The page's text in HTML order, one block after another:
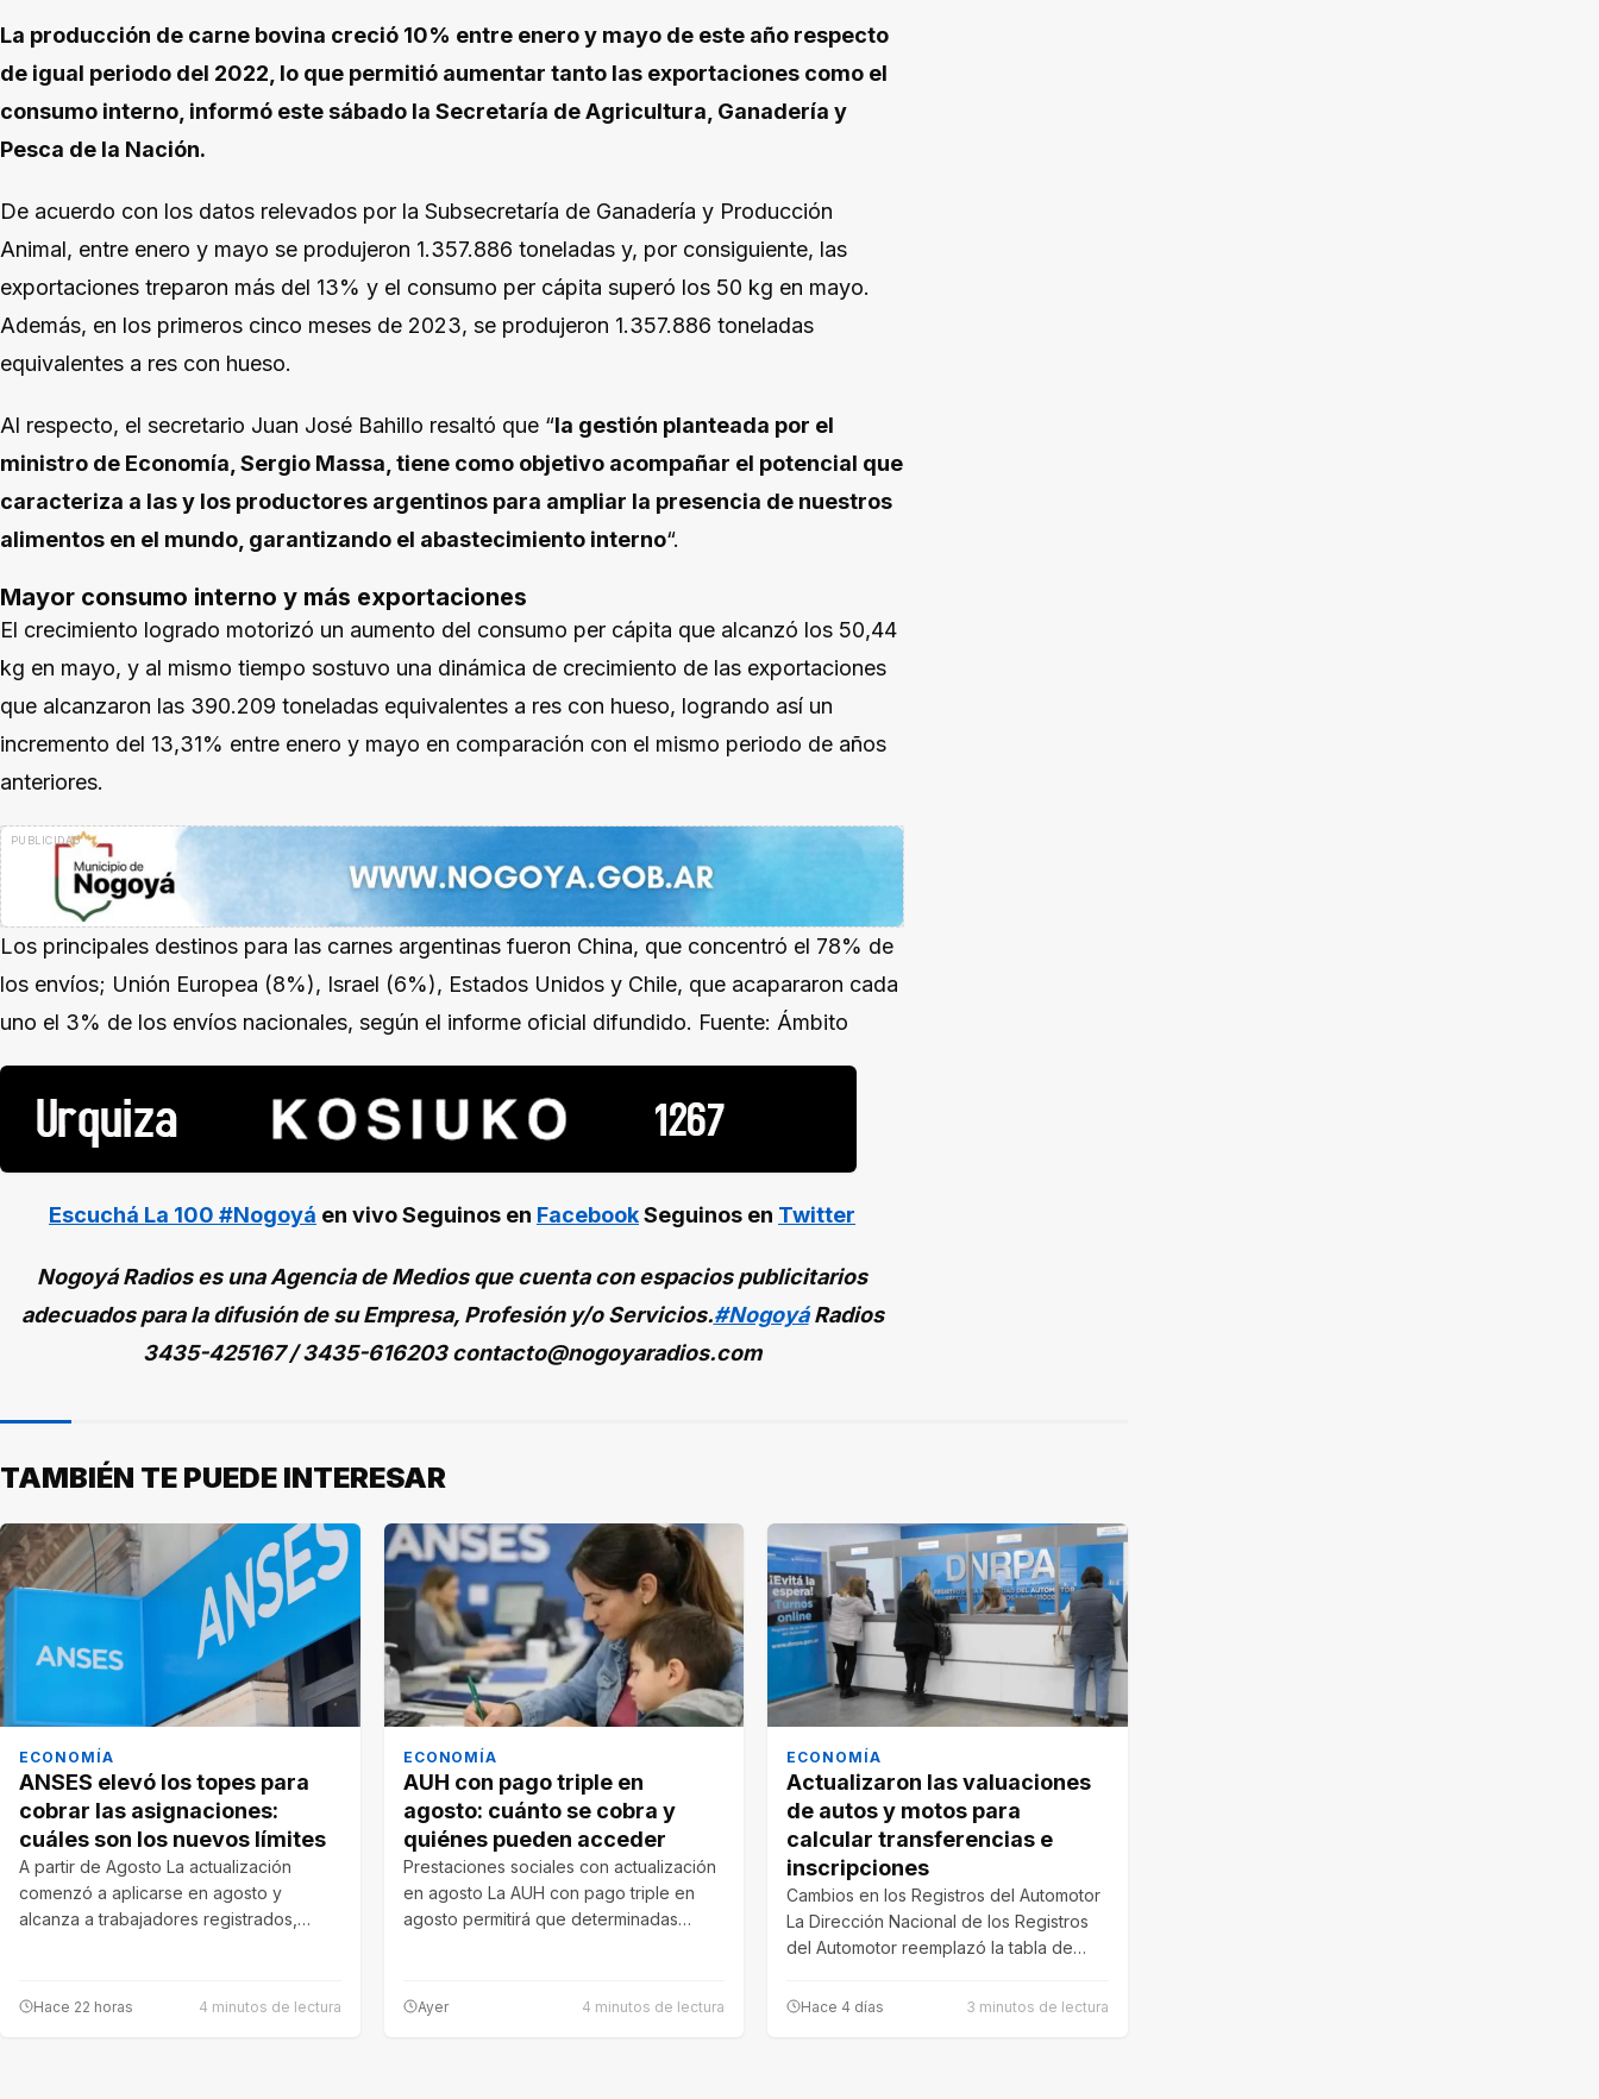
La producción de carne bovina creció 10% entre enero y mayo de este año respecto
de igual periodo del 2022, lo que permitió aumentar tanto las exportaciones como el
consumo interno, informó este sábado la Secretaría de Agricultura, Ganadería y
Pesca de la Nación.
De acuerdo con los datos relevados por la Subsecretaría de Ganadería y Producción
Animal, entre enero y mayo se produjeron 1.357.886 toneladas y, por consiguiente, las
exportaciones treparon más del 13% y el consumo per cápita superó los 50 kg en mayo.
Además, en los primeros cinco meses de 2023, se produjeron 1.357.886 toneladas
equivalentes a res con hueso.
Al respecto, el secretario Juan José Bahillo resaltó que “la gestión planteada por el
ministro de Economía, Sergio Massa, tiene como objetivo acompañar el potencial que
caracteriza a las y los productores argentinos para ampliar la presencia de nuestros
alimentos en el mundo, garantizando el abastecimiento interno“.
Mayor consumo interno y más exportaciones
El crecimiento logrado motorizó un aumento del consumo per cápita que alcanzó los 50,44
kg en mayo, y al mismo tiempo sostuvo una dinámica de crecimiento de las exportaciones
que alcanzaron las 390.209 toneladas equivalentes a res con hueso, logrando así un
incremento del 13,31% entre enero y mayo en comparación con el mismo periodo de años
anteriores.
Los principales destinos para las carnes argentinas fueron China, que concentró el 78% de
los envíos; Unión Europea (8%), Israel (6%), Estados Unidos y Chile, que acapararon cada
uno el 3% de los envíos nacionales, según el informe oficial difundido. Fuente: Ámbito
Escuchá La 100 #Nogoyá en vivoSeguinos en FacebookSeguinos en Twitter
Nogoyá Radios es una Agencia de Medios que cuenta con espacios publicitarios
adecuados para la difusión de su Empresa, Profesión y/o Servicios.#NogoyáRadios
3435-425167 / 3435-616203 contacto@nogoyaradios.com
TAMBIÉN TE PUEDE INTERESAR
ECONOMÍA
ANSES elevó los topes para
cobrar las asignaciones:
cuáles son los nuevos límites
A partir de Agosto La actualización
comenzó a aplicarse en agosto y
alcanza a trabajadores registrados,
Hace 22 horas 4 minutos de lectura
ECONOMÍA
AUH con pago triple en
agosto: cuánto se cobra y
quiénes pueden acceder
Prestaciones sociales con actualización
en agosto La AUH con pago triple en
agosto permitirá que determinadas
Ayer 4 minutos de lectura
ECONOMÍA
Actualizaron las valuaciones
de autos y motos para
calcular transferencias e
inscripciones
Cambios en los Registros del Automotor
La Dirección Nacional de los Registros
del Automotor reemplazó la tabla de…
Hace 4 días 3 minutos de lectura